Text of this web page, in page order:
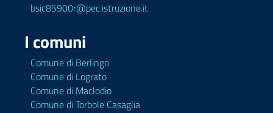
bsic85900r@pec.istruzione.it
I comuni
Comune di Berlingo
Comune di Lograto
Comune di Maclodio
Comune di Torbole Casaglia